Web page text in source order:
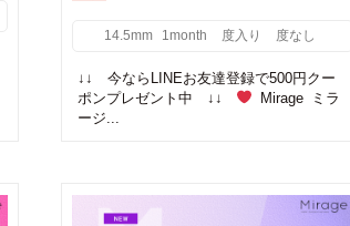
14.5mm 1month 度入り 度なし
↓↓ 今ならLINEお友達登録で500円クー
ポンプレゼント中 ↓↓
Mirage ミラ
ージ...